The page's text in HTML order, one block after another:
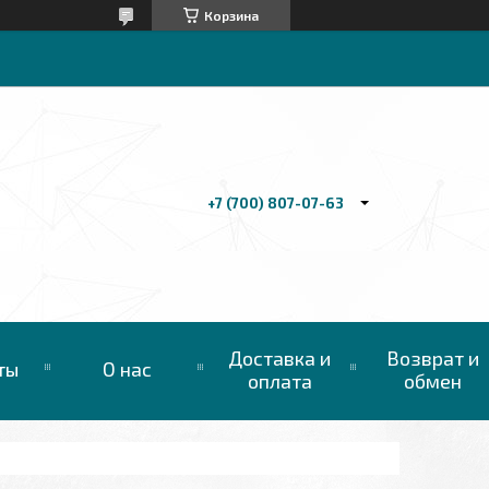
Корзина
+7 (700) 807-07-63
О нас
Доставка и
оплата
Возврат и
обмен